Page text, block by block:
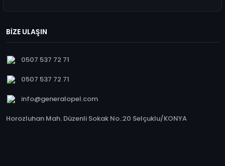
BİZE ULAŞIN
0507 537 72 71
0507 537 72 71
info@generalopel.com
Horozluhan Mah. Düzenli Sokak No.:20 Selçuklu/KONYA